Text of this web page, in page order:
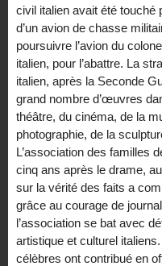
civil italien avait été touché
d’un avion de chasse
poursuivre l’avion du
italien, pour l’abattre. La
italien, après la Seconde
grand nombre d’œuvres
théâtre, du cinéma, de la
photographie, de la
L’association des familles
cinq ans après le drame,
sur la vérité des faits a
grâce au courage de
l’association se bat avec
artistique et culturel
célèbres ont contribué en